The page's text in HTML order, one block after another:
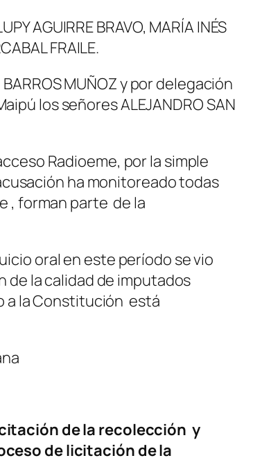
AGUIRRE BRAVO, MARÍA INÉS
FRAILE.
MUÑOZ y por delegación
los señores ALEJANDRO SAN
Radioeme, por la simple
ha monitoreado todas
, forman parte de la
oral en este período se vio
de la calidad de imputados
a la Constitución está
de la recolección y
de licitación de la